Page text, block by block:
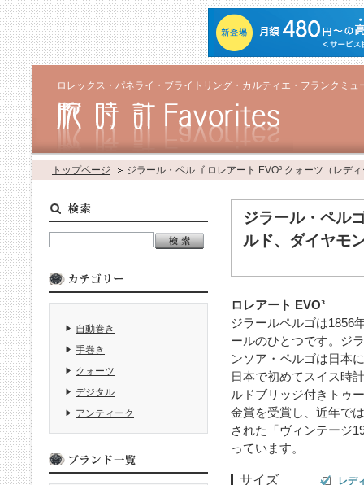
ロレックス・パネライ・ブライトリング・カルティエ・フランクミ
トップページ ジラール・ペルゴ ロレアート EVO³ クォーツ（レデ
ジラール・ペル
ルド、ダイヤモ
ロレアート EVO³
ジラールペルゴは1856
ールのひとつです。ジ
ンソア・ペルゴは日本
日本で初めてスイス時
ルドブリッジ付きトゥ
金賞を受賞し、近年で
された「ヴィンテージ
っています。
サイズ レデ
自動巻き
手巻き
クォーツ
デジタル
アンティーク